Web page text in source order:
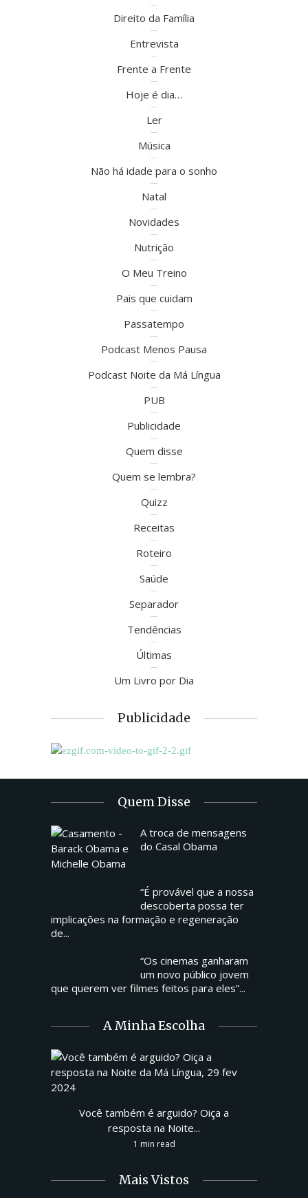
Direito da Família
Entrevista
Frente a Frente
Hoje é dia…
Ler
Música
Não há idade para o sonho
Natal
Novidades
Nutrição
O Meu Treino
Pais que cuidam
Passatempo
Podcast Menos Pausa
Podcast Noite da Má Língua
PUB
Publicidade
Quem disse
Quem se lembra?
Quizz
Receitas
Roteiro
Saúde
Separador
Tendências
Últimas
Um Livro por Dia
Publicidade
Quem Disse
A troca de mensagens
do Casal Obama
“É provável que a nossa
descoberta possa ter
implicações na formação e regeneração
de...
“Os cinemas ganharam
um novo público jovem
que querem ver filmes feitos para eles”...
A Minha Escolha
Você também é arguido? Oiça a
resposta na Noite...
1 min read
Mais Vistos